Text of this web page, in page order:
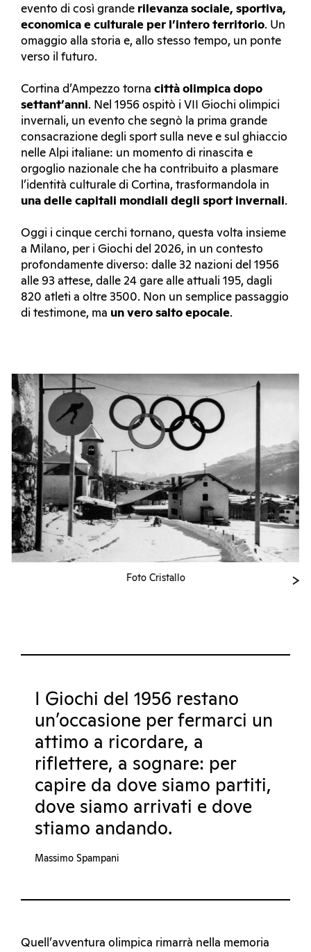
evento di così grande rilevanza sociale, sportiva,
economica e culturale per l’intero territorio. Un
omaggio alla storia e, allo stesso tempo, un ponte
verso il futuro.
Cortina d’Ampezzo torna città olimpica dopo
settant’anni. Nel 1956 ospitò i VII Giochi olimpici
invernali, un evento che segnò la prima grande
consacrazione degli sport sulla neve e sul ghiaccio
nelle Alpi italiane: un momento di rinascita e
orgoglio nazionale che ha contribuito a plasmare
l’identità culturale di Cortina, trasformandola in
una delle capitali mondiali degli sport invernali.
Oggi i cinque cerchi tornano, questa volta insieme
a Milano, per i Giochi del 2026, in un contesto
profondamente diverso: dalle 32 nazioni del 1956
alle 93 attese, dalle 24 gare alle attuali 195, dagli
820 atleti a oltre 3500. Non un semplice passaggio
di testimone, ma un vero salto epocale.
Foto Cristallo
I Giochi del 1956 restano
un’occasione per fermarci un
attimo a ricordare, a
riflettere, a sognare: per
capire da dove siamo partiti,
dove siamo arrivati e dove
stiamo andando.
Massimo Spampani
Quell’avventura olimpica rimarrà nella memoria